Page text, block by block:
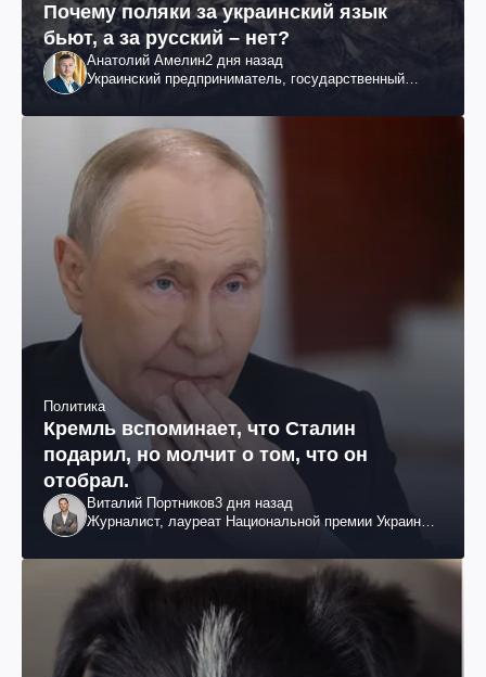
Почему поляки за украинский язык
бьют, а за русский – нет?
Анатолий Амелин2 дня назад
Украинский предприниматель, государственный
Политика
Кремль вспоминает, что Сталин
подарил, но молчит о том, что он
отобрал.
Виталий Портников3 дня назад
Журналист, лауреат Национальной премии Украины